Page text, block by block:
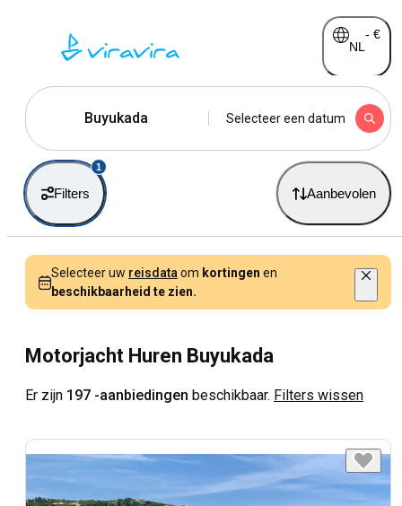
NL
- €
Buyukada Selecteer een datum
Filters
1
Aanbevolen
Selecteer uw reisdata om kortingen en
beschikbaarheid te zien.
Motorjacht Huren Buyukada
Er zijn 197 -aanbiedingen beschikbaar. Filters wissen